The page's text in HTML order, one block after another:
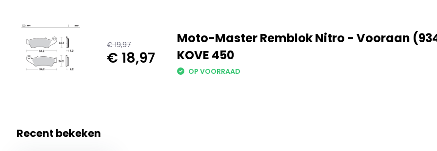
€ 19,97
€ 18,97
Moto-Master Remblok Nitro - Vooraan
KOVE 450
OP VOORRAAD
Recent bekeken